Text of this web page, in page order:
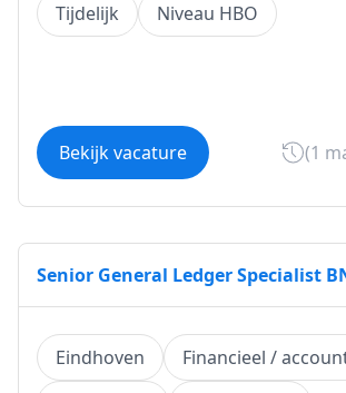
Tijdelijk
Niveau HBO
Bekijk vacature (1
Senior General Ledger Specialist
Eindhoven
Financieel /